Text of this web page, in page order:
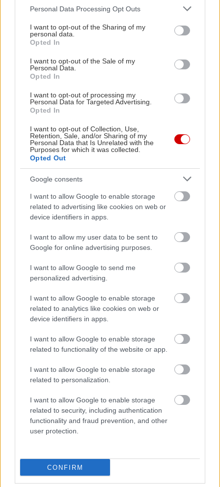
Please note that this website/app uses one or more Google
not limited to your visit or usage behaviour. You may click to
grant or deny consent to Google and its third-party tags to
use your data for below specified purposes in below Google
consent section.
Personal Data Processing Opt Outs
I want to opt-out of the Sharing of my
personal data.
Opted In
I want to opt-out of the Sale of my
Personal Data.
Opted In
I want to opt-out of processing my
Personal Data for Targeted Advertising.
Opted In
I want to opt-out of Collection, Use,
Retention, Sale, and/or Sharing of my
Personal Data that Is Unrelated with the
Purposes for which it was collected.
Opted Out
Google consents
I want to allow Google to enable storage
related to advertising like cookies on web or
device identifiers in apps.
I want to allow my user data to be sent to
Google for online advertising purposes.
I want to allow Google to send me
personalized advertising.
I want to allow Google to enable storage
related to analytics like cookies on web or
device identifiers in apps.
I want to allow Google to enable storage
related to functionality of the website or app.
I want to allow Google to enable storage
related to personalization.
I want to allow Google to enable storage
related to security, including authentication
functionality and fraud prevention, and other
user protection.
CONFIRM
Διαβάστε επίσης
Η κάποτε ισχυρή αυτοκινητοβιομηχανία της
Γερμανίας βρίσκεται σε κρίση. Τι θα χρειαστεί
για να διορθωθεί;
τους